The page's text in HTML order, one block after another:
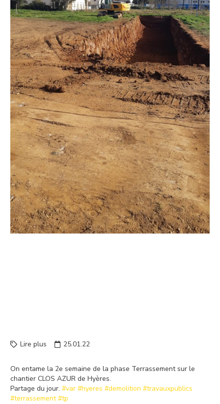
Lire plus 25.01.22
On entame la 2e semaine de la phase Terrassement sur le
chantier CLOS AZUR de Hyères.
Partage du jour. #var #hyeres #demolition #travauxpublics
#terrassement #tp